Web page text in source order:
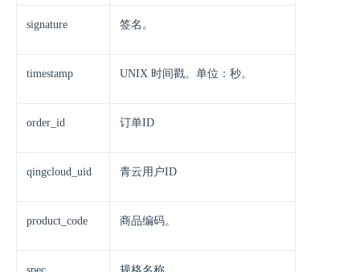
signature 签名。
timestamp UNIX 时间戳。单位：秒。
order_id 订单ID
qingcloud_uid 青云用户ID
product_code 商品编码。